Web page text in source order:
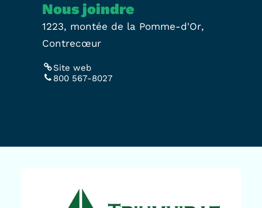
Nous joindre
1223, montée de la Pomme-d'Or,
Contrecœur
Site web
800 567-8027